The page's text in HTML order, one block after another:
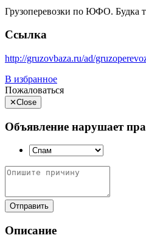
Грузоперевозки по ЮФО. Будка
Ссылка
http://gruzovbaza.ru/ad/
В избранное
Пожаловаться
✕Close
Объявление нарушает
Отправить
Описание